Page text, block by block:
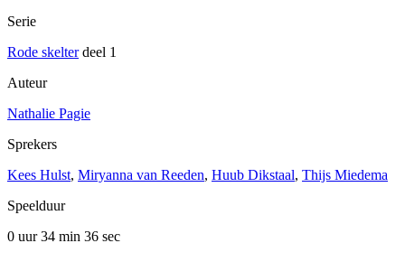
Serie
Rode skelterdeel 1
Auteur
Nathalie Pagie
Sprekers
Kees Hulst, Miryanna van Reeden, Huub Dikstaal, Thijs Miedema
Speelduur
0 uur 34 min 36 sec